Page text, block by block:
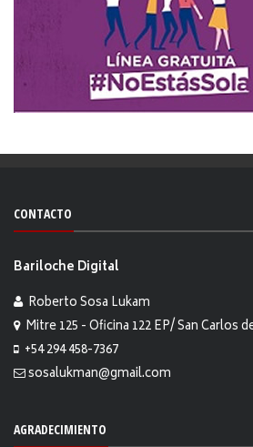
CONTACTO
Bariloche Digital
Roberto Sosa Lukam
Mitre 125 - Oficina 122 EP/ San Carlos
+54 294 458-7367
sosalukman@gmail.com
AGRADECIMIENTO